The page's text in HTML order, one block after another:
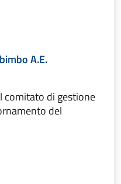
A.E.
comitato di gestione
del